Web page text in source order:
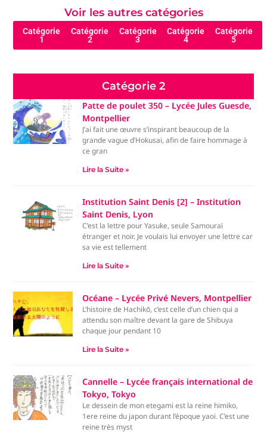
Voir les autres catégories
Catégorie
1
Catégorie
2
Catégorie
3
Catégorie
4
Catégorie
5
Catégorie 2
Patte de poulet 350 – Lycée Jules Guesde,
Montpellier
J’ai fait une œuvre s’inspirant beaucoup de la
grande vague d’Hokusai, afin de faire hommage à
ce gran
Lire la Suite »
Institution Saint Denis [2] – Institution
Saint Denis, Lyon
C’est la lettre pour Yasuke, seule Samouraï
étranger et noir. Je voulais lui envoyer une lettre car
sa vie est tellement
Lire la Suite »
Océane – Lycée Privé Nevers, Montpellier
L’histoire de Hachikō, c’est celle d’un chien qui a
attendu son maître devant la gare de Shibuya
chaque jour pendant 10
Lire la Suite »
Cannelle – Lycée français international de
Tokyo, Tokyo
Le dessein de mon etegami est la reine himiko,
1ere reine du japon durant l’époque yaoi. C’est une
reine très myst